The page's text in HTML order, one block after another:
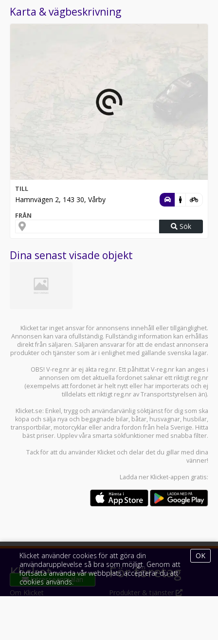
Karta & vägbeskrivning
TILL
Hamnvägen 2, 143 30, Vårby
FRÅN
Sök
Dina senast visade objekt
Klicket tar inget ansvar för annonsens innehåll eller tillgänglighet.
Annonsen kan vara ofullständig. Fullständig information kan erhållas
direkt från säljaren. Säljaren ansvarar för att de endast annonsera
produkter och tjänster som är i enlighet med gällande svenska lagar.
OBS! V-reg.nr är ej äkta reg.nr. Ett påhittat V-reg.nr kan anges i
annonsen om det aktuella fordonet saknar ett riktigt reg.nr
(exempelvis att fordonet är helt nytt eller har importerats och ej
tilldelats ett riktigt reg.nr av Transportstyrelsen än).
Klicket.se: Enkel, trygg och användarvänlig söktjänst för dig som ska
köpa och sälja nya och begagnade bilar, båtar, husvagnar, husbilar,
transportbilar, motorcyklar eller andra fordon från hela Sverige. Hitta
bäst priser. Upplev våra smarta sökfunktioner med snabba filter.
Tack för att du använder Klicket och delar det du gillar med dina
vänner!
Ladda ner Klicket-appen gratis:
Klicket
Om Klicket
För företag
Produkter & tjänster
Klicket använder cookies för att göra din
användarupplevelse så bra som möjligt. Genom att
fortsätta använda vår webbplats accepterar du att
cookies används.
OK